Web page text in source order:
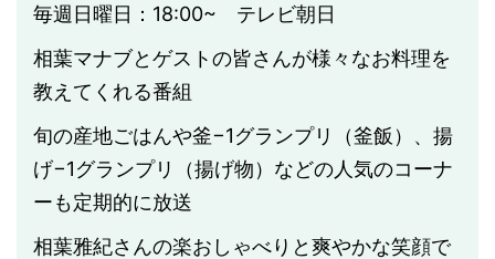
毎週日曜日：18:00~ テレビ朝日
相葉マナブとゲストの皆さんが様々なお料理を
教えてくれる番組
旬の産地ごはんや釜−1グランプリ（釜飯）、揚
げ−1グランプリ（揚げ物）などの人気のコーナ
ーも定期的に放送
相葉雅紀さんの楽おしゃべりと爽やかな笑顔で